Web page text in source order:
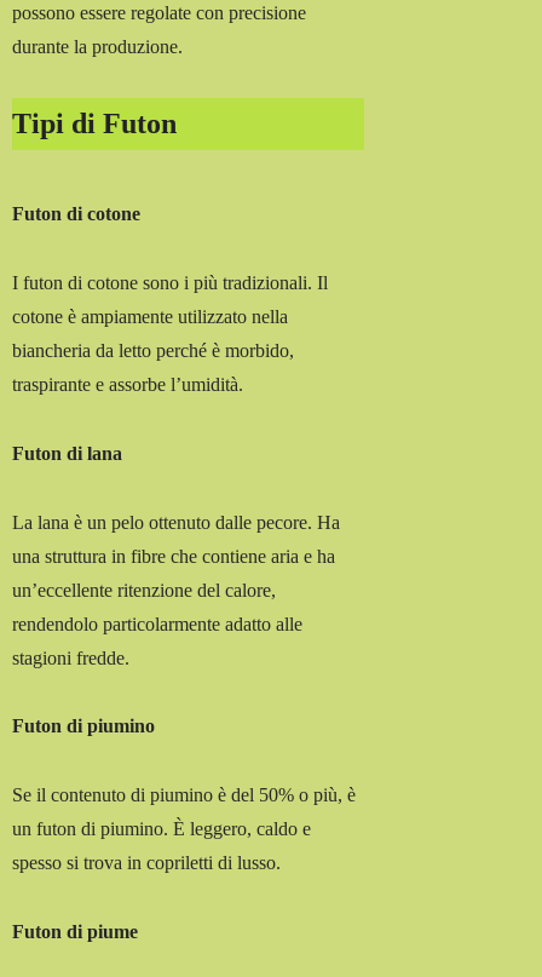
possono essere regolate con precisione
durante la produzione.
Tipi di Futon
Futon di cotone
I futon di cotone sono i più tradizionali. Il
cotone è ampiamente utilizzato nella
biancheria da letto perché è morbido,
traspirante e assorbe l’umidità.
Futon di lana
La lana è un pelo ottenuto dalle pecore. Ha
una struttura in fibre che contiene aria e ha
un’eccellente ritenzione del calore,
rendendolo particolarmente adatto alle
stagioni fredde.
Futon di piumino
Se il contenuto di piumino è del 50% o più, è
un futon di piumino. È leggero, caldo e
spesso si trova in copriletti di lusso.
Futon di piume